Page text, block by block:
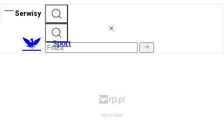
Serwisy
Sport